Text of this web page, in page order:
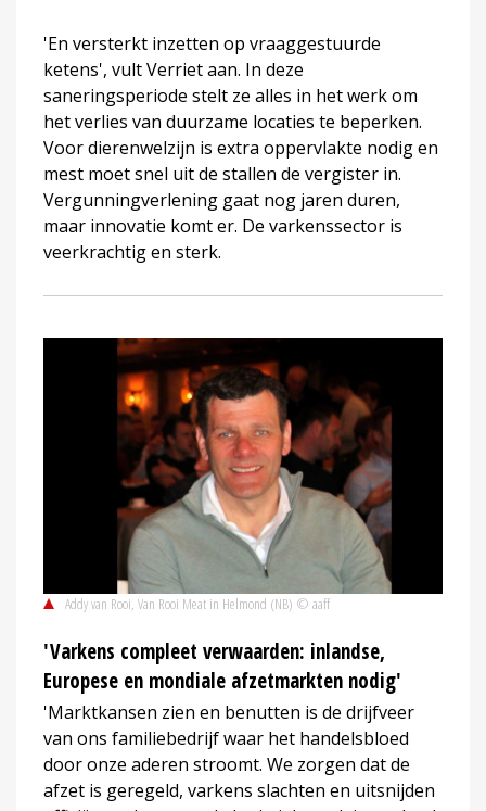
'En versterkt inzetten op vraaggestuurde
ketens', vult Verriet aan. In deze
saneringsperiode stelt ze alles in het werk om
het verlies van duurzame locaties te beperken.
Voor dierenwelzijn is extra oppervlakte nodig en
mest moet snel uit de stallen de vergister in.
Vergunningverlening gaat nog jaren duren,
maar innovatie komt er. De varkenssector is
veerkrachtig en sterk.
Addy van Rooi, Van Rooi Meat in Helmond (NB) © aaff
'Varkens compleet verwaarden: inlandse,
Europese en mondiale afzetmarkten nodig'
'Marktkansen zien en benutten is de drijfveer
van ons familiebedrijf waar het handelsbloed
door onze aderen stroomt. We zorgen dat de
afzet is geregeld, varkens slachten en uitsnijden